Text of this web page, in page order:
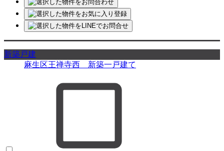
新築戸建
麻生区王禅寺西 新築一戸建て